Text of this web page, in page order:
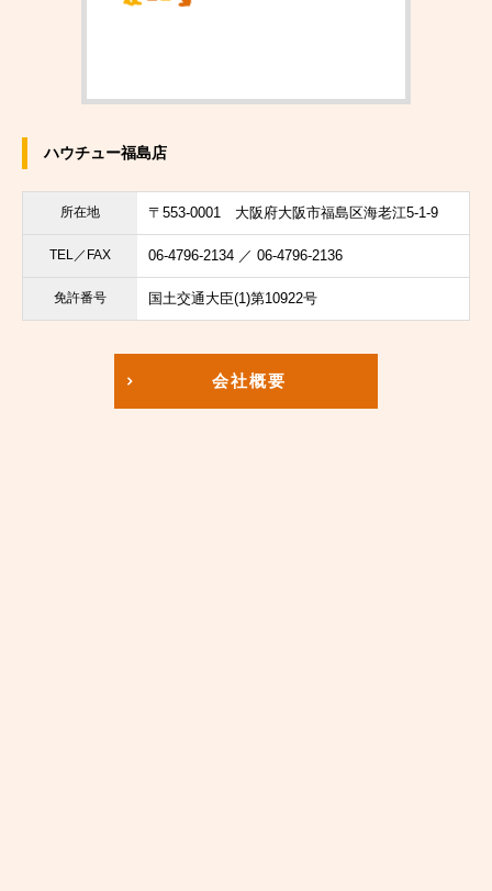
ハウチュー福島店
所在地 〒553-0001 大阪府大阪市福島区海老江5-1-9
TEL／FAX 06-4796-2134 ／ 06-4796-2136
免許番号 国土交通大臣(1)第10922号
会社概要